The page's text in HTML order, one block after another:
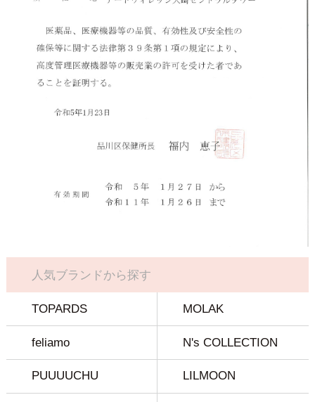
人気ブランドから探す
TOPARDS MOLAK
feliamo N's COLLECTION
PUUUUCHU LILMOON